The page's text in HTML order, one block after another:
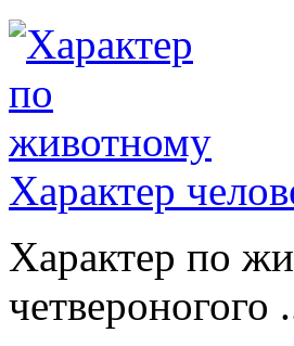
Характер
Характер по
четвероногого